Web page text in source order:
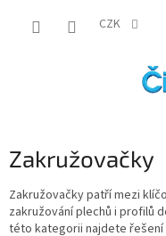
CZK
Zakružovačky
Zakružovačky patří mezi
zakružování plechů i profilů
této kategorii najdete